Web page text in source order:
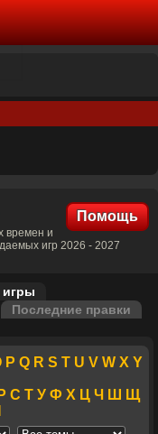
Помощь
времен и
игр 2026 - 2027
Последние правки
P Q R S T U V W X Y
Р С Т У Ф Х Ц Ч Ш Щ